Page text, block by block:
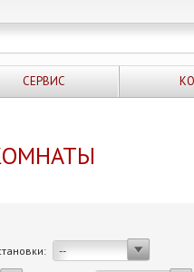
СЕРВИС
--